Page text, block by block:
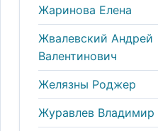
Жаринова Елена
Жвалевский Андрей
Валентинович
Желязны Роджер
Журавлев Владимир